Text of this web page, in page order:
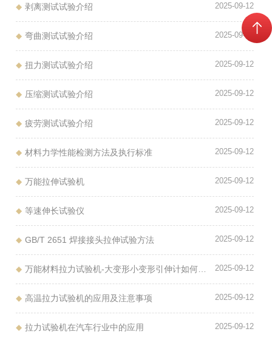
2025-09-12
剥离测试试验介绍
2025-09-12
弯曲测试试验介绍
2025-09-12
扭力测试试验介绍
2025-09-12
压缩测试试验介绍
2025-09-12
疲劳测试试验介绍
2025-09-12
材料力学性能检测方法及执行标准
2025-09-12
万能拉伸试验机
2025-09-12
等速伸长试验仪
2025-09-12
GB/T 2651 焊接接头拉伸试验方法
2025-09-12
2025-09-12
高温拉力试验机的应用及注意事项
2025-09-12
拉力试验机在汽车行业中的应用